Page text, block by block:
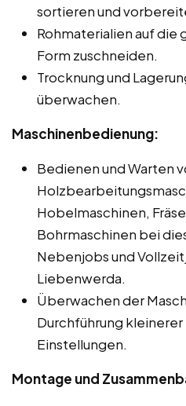
sortieren und
Rohmaterialien auf die
Form zuschneiden.
Trocknung und
überwachen.
Maschinenbedienung:
Bedienen und Warten
Hobelmaschinen,
Bohrmaschinen bei
Nebenjobs und
Liebenwerda.
Überwachen der
Durchführung
Einstellungen.
Montage und